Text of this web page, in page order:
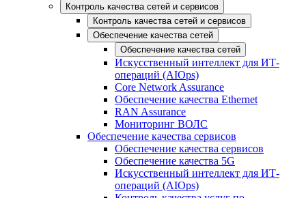
Контроль качества сетей и сервисов
Контроль качества сетей и сервисов
Обеспечение качества сетей
Обеспечение качества сетей
Искусственный интеллект для ИТ-
операций (AIOps)
Core Network Assurance
Обеспечение качества Ethernet
RAN Assurance
Мониторинг ВОЛС
Обеспечение качества сервисов
Обеспечение качества сервисов
Обеспечение качества 5G
Искусственный интеллект для ИТ-
операций (AIOps)